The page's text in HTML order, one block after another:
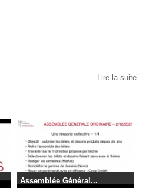
Lire la suite
Assemblée Général...